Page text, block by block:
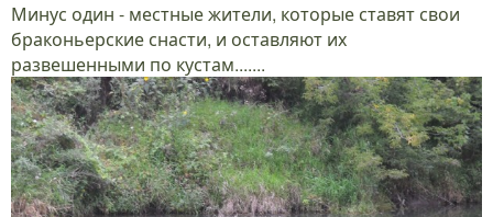
Минус один - местные жители, которые ставят свои
браконьерские снасти, и оставляют их
развешенными по кустам.......